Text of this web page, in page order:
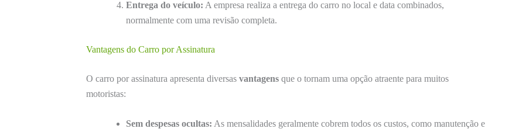
Entrega do veículo: A empresa realiza a entrega do carro no local e data combinados,
normalmente com uma revisão completa.
Vantagens do Carro por Assinatura
O carro por assinatura apresenta diversas vantagens que o tornam uma opção atraente para muitos
motoristas:
Sem despesas ocultas: As mensalidades geralmente cobrem todos os custos, como manutenção e